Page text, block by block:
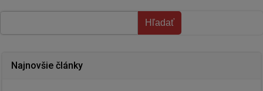
Hľadať
Najnovšie články